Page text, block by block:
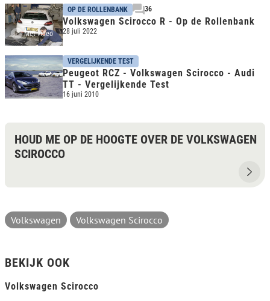
Met video
OP DE ROLLENBANK 36
Volkswagen Scirocco R - Op de Rollenbank
28 juli 2022
VERGELIJKENDE TEST
Peugeot RCZ - Volkswagen Scirocco - Audi
TT - Vergelijkende Test
16 juni 2010
HOUD ME OP DE HOOGTE OVER DE VOLKSWAGEN
SCIROCCO
Volkswagen Volkswagen Scirocco
BEKIJK OOK
Volkswagen Scirocco